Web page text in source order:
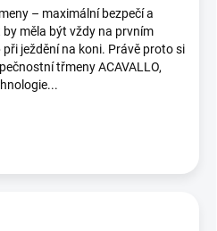
– maximální bezpečí a
měla být vždy na prvním
ježdění na koni. Právě proto si
třmeny ACAVALLO,